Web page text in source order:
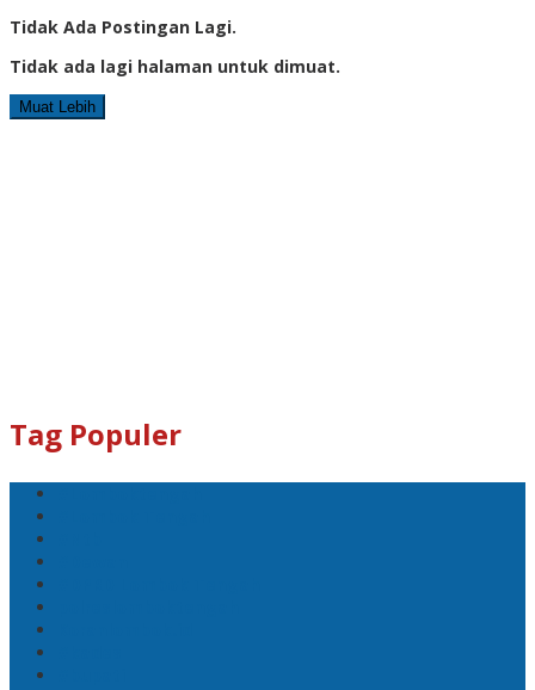
Tidak Ada Postingan Lagi.
Tidak ada lagi halaman untuk dimuat.
Muat Lebih
Tag Populer